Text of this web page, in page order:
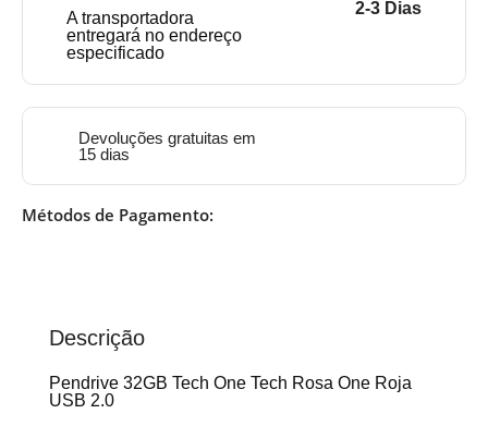
A transportadora
entregará no endereço
especificado
2-3 Dias
Devoluções gratuitas em
15 dias
Métodos de Pagamento:
Descrição
Pendrive 32GB Tech One Tech Rosa One Roja
USB 2.0